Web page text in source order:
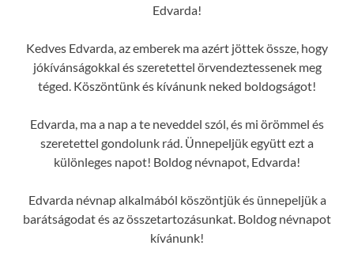
Edvarda!
Kedves Edvarda, az emberek ma azért jöttek össze, hogy
jókívánságokkal és szeretettel örvendeztessenek meg
téged. Köszöntünk és kívánunk neked boldogságot!
Edvarda, ma a nap a te neveddel szól, és mi örömmel és
szeretettel gondolunk rád. Ünnepeljük együtt ezt a
különleges napot! Boldog névnapot, Edvarda!
Edvarda névnap alkalmából köszöntjük és ünnepeljük a
barátságodat és az összetartozásunkat. Boldog névnapot
kívánunk!